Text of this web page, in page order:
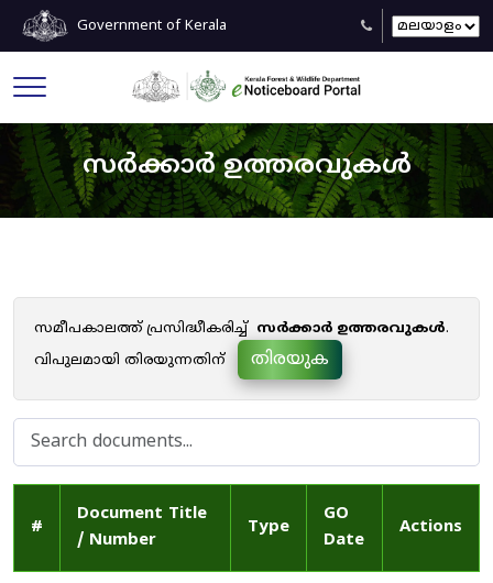
Government of Kerala
സർക്കാർ ഉത്തരവുകൾ
സമീപകാലത്ത് പ്രസിദ്ധീകരിച്ച് സർക്കാർ ഉത്തരവുകൾ.
വിപുലമായി തിരയുന്നതിന്
തിരയുക
#
Document Title
/ Number
Type
GO
Date
Actions